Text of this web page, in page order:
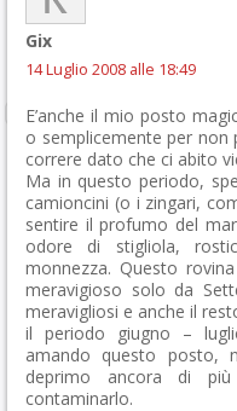
Gix
14 Luglio 2008 alle 18:49
E’anche il mio posto
o semplicemente per non
correre dato che ci abito
Ma in questo periodo,
camioncini (o i zingari,
sentire il profumo del
odore di stigliola,
monnezza. Questo
meravigioso solo da
meravigliosi e anche il
il periodo giugno –
amando questo
deprimo ancora di
contaminarlo.